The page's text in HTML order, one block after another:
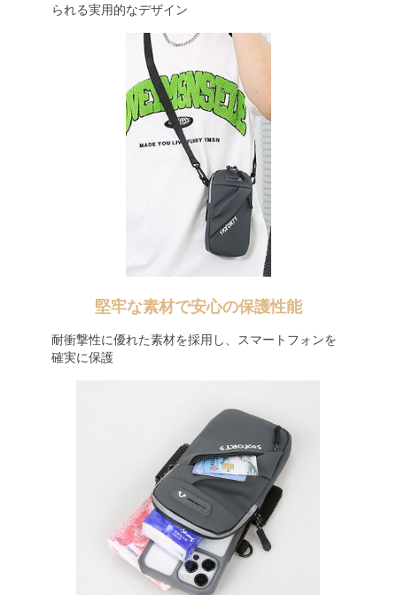
られる実用的なデザイン
堅牢な素材で安心の保護性能
耐衝撃性に優れた素材を採用し、スマートフォンを
確実に保護